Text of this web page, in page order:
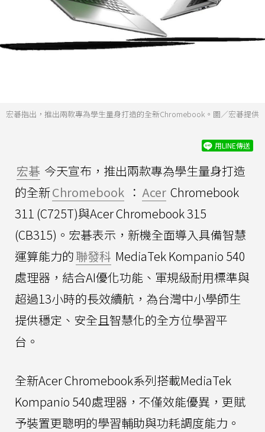
宏碁指出，推出兩款專為學生量身打造的全新Chromebook。圖／宏碁提供
用LINE傳送
宏碁 今天宣布，推出兩款專為學生量身打造
的全新Chromebook ： Acer Chromebook
311 (C725T)與Acer Chromebook 315
(CB315)。宏碁表示，新機全面導入具備智慧
運算能力的聯發科 MediaTek Kompanio 540
處理器，結合AI優化功能、軍規級耐用標準與
超過13小時的長效續航，為台灣中小學師生
提供穩定、安全且智慧化的全方位學習平
台。
全新Acer Chromebook系列搭載MediaTek
Kompanio 540處理器，不僅效能優異，更賦
予裝置更聰明的學習輔助與功耗調度能力。